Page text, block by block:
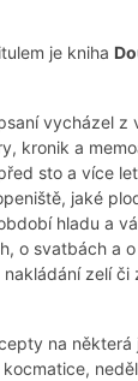
je kniha
vycházel z
kronik a
sto a více
jaké
hladu a
o svatbách a
zelí či
na některá